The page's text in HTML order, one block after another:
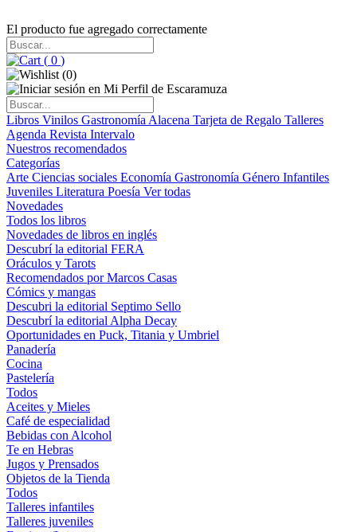
El producto fue agregado correctamente
( 0 )
(0)
Libros Vinilos Gastronomía Alacena Tarjeta de Regalo Talleres
Agenda Revista Intervalo
Nuestros recomendados
Categorías
Arte Ciencias sociales Economía Gastronomía Género Infantiles
Juveniles Literatura Poesía Ver todas
Novedades
Todos los libros
Novedades de libros en inglés
Descubrí la editorial FERA
Oráculos y Tarots
Recomendados por Marcos Casas
Cómics y mangas
Descubri la editorial Septimo Sello
Descubrí la editorial Alpha Decay
Oportunidades en Puck, Titania y Umbriel
Panadería
Cocina
Pastelería
Todos
Aceites y Mieles
Café de especialidad
Bebidas con Alcohol
Te en Hebras
Jugos y Prensados
Objetos de la Tienda
Todos
Talleres infantiles
Talleres juveniles